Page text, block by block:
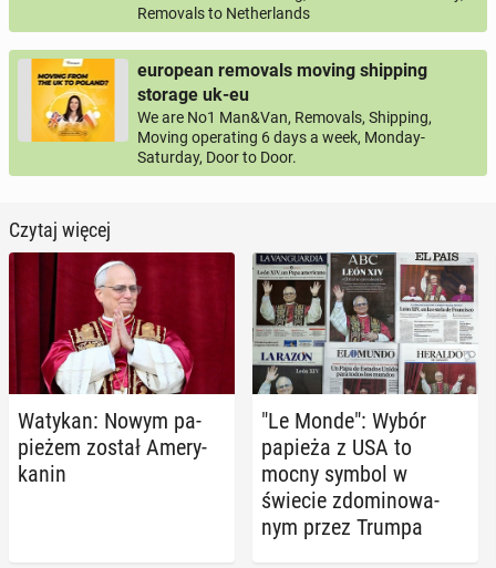
Removals to Netherlands
european removals moving shipping
storage uk-eu
We are No1 Man&Van, Removals, Shipping,
Moving operating 6 days a week, Monday-
Saturday, Door to Door.
Czytaj więcej
Watykan: Nowym pa­
pie­żem został Ame­ry­
ka­nin
"Le Monde": Wybór
papieża z USA to
mocny symbol w
świecie zdo­mi­no­wa­
nym przez Trumpa